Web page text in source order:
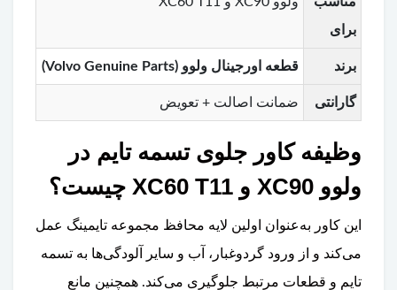
برای
برند قطعه اورجینال ولوو (Volvo Genuine Parts)
گارانتی ضمانت اصالت + تعویض
وظیفه کاور جلوی تسمه تایم در
ولوو XC90 و XC60 T11 چیست؟
این کاور به‌عنوان اولین لایه محافظ مجموعه تایمینگ عمل
می‌کند و از ورود گردوغبار، آب و سایر آلودگی‌ها به تسمه
تایم و قطعات مرتبط جلوگیری می‌کند. همچنین مانع